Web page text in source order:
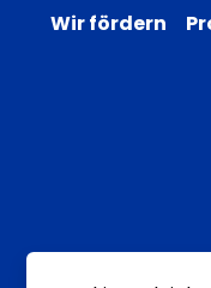
Wir fördern